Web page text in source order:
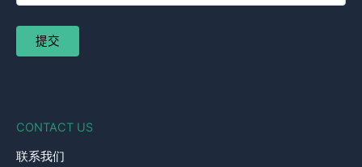
CONTACT US
联系我们